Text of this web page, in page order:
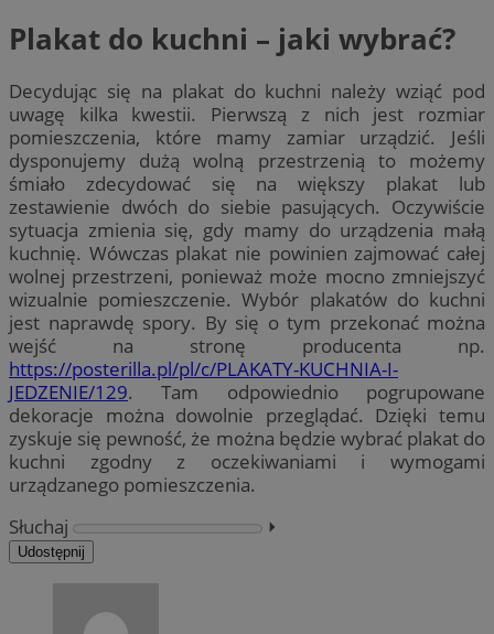
Plakat do kuchni – jaki wybrać?
Decydując się na plakat do kuchni należy wziąć pod
uwagę kilka kwestii. Pierwszą z nich jest rozmiar
pomieszczenia, które mamy zamiar urządzić. Jeśli
dysponujemy dużą wolną przestrzenią to możemy
śmiało zdecydować się na większy plakat lub
zestawienie dwóch do siebie pasujących. Oczywiście
sytuacja zmienia się, gdy mamy do urządzenia małą
kuchnię. Wówczas plakat nie powinien zajmować całej
wolnej przestrzeni, ponieważ może mocno zmniejszyć
wizualnie pomieszczenie. Wybór plakatów do kuchni
jest naprawdę spory. By się o tym przekonać można
wejść na stronę producenta np.
https://posterilla.pl/pl/c/PLAKATY-KUCHNIA-I-
JEDZENIE/129. Tam odpowiednio pogrupowane
dekoracje można dowolnie przeglądać. Dzięki temu
zyskuje się pewność, że można będzie wybrać plakat do
kuchni zgodny z oczekiwaniami i wymogami
urządzanego pomieszczenia.
Słuchaj
⏵︎
Udostępnij